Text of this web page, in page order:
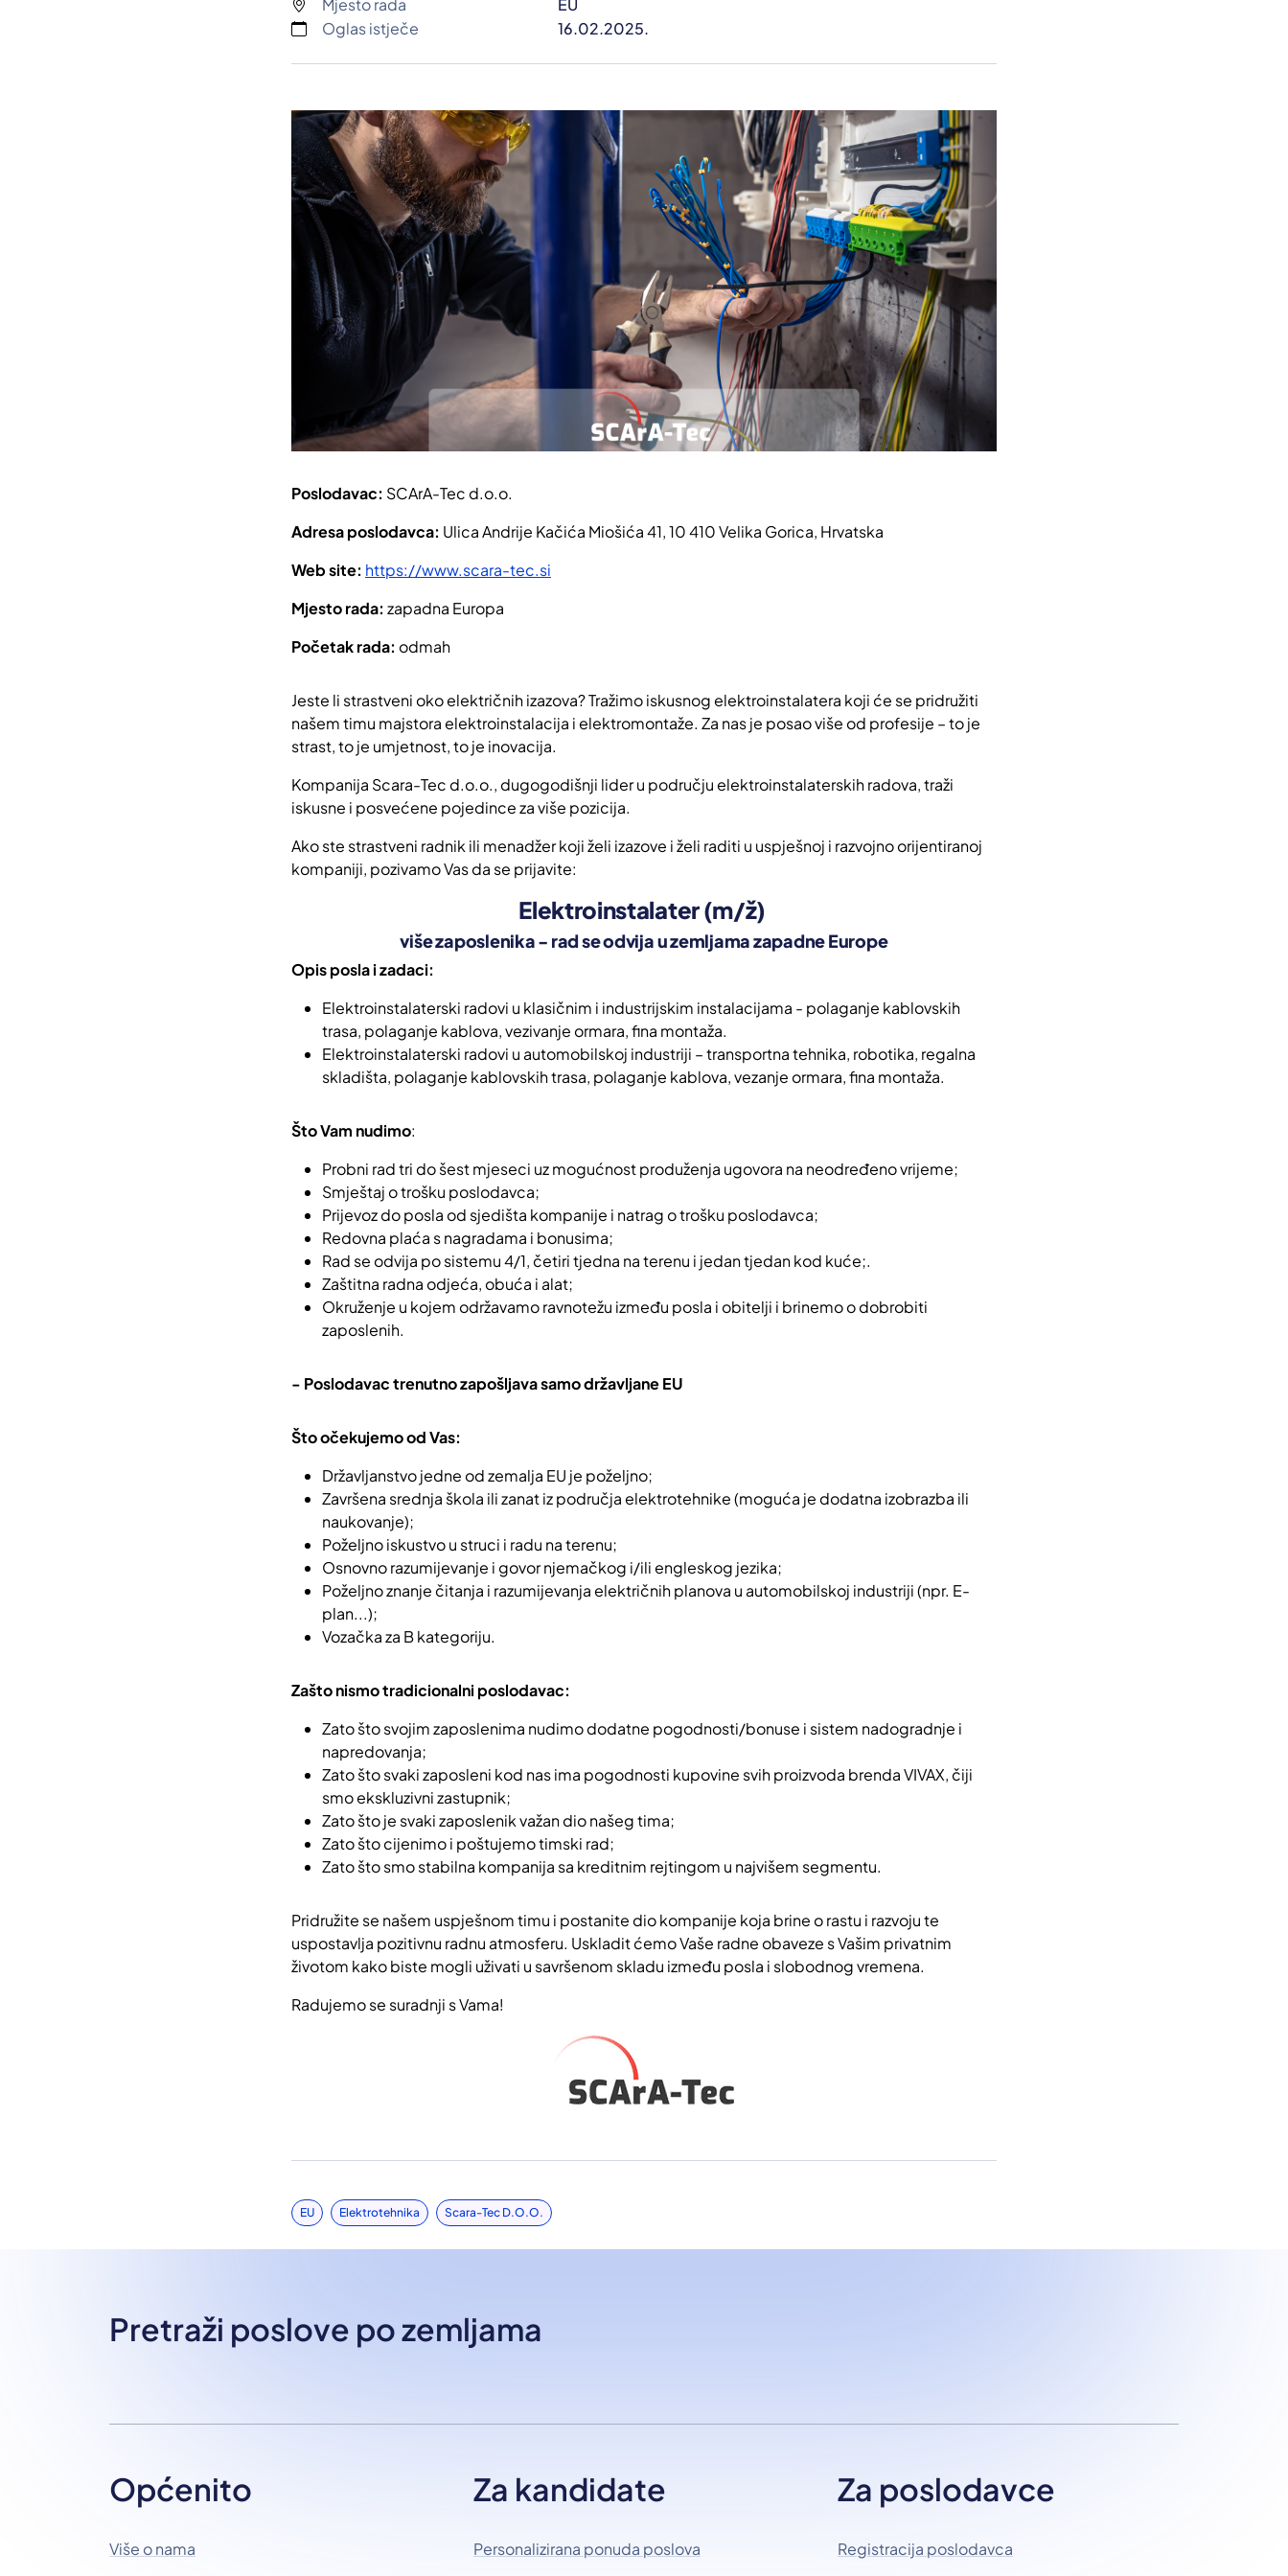
Mjesto rada
EU
Oglas istječe
16.02.2025.
Poslodavac: SCArA-Tec d.o.o.
Adresa poslodavca: Ulica Andrije Kačića Miošića 41, 10 410 Velika Gorica, Hrvatska
Web site: https://www.scara-tec.si
Mjesto rada: zapadna Europa
Početak rada: odmah
Jeste li strastveni oko električnih izazova? Tražimo iskusnog elektroinstalatera koji će se pridružiti
našem timu majstora elektroinstalacija i elektromontaže. Za nas je posao više od profesije – to je
strast, to je umjetnost, to je inovacija.
Kompanija Scara-Tec d.o.o., dugogodišnji lider u području elektroinstalaterskih radova, traži
iskusne i posvećene pojedince za više pozicija.
Ako ste strastveni radnik ili menadžer koji želi izazove i želi raditi u uspješnoj i razvojno orijentiranoj
kompaniji, pozivamo Vas da se prijavite:
Elektroinstalater (m/ž)
više zaposlenika - rad se odvija u zemljama zapadne Europe
Opis posla i zadaci:
Elektroinstalaterski radovi u klasičnim i industrijskim instalacijama - polaganje kablovskih
trasa, polaganje kablova, vezivanje ormara, fina montaža.
Elektroinstalaterski radovi u automobilskoj industriji – transportna tehnika, robotika, regalna
skladišta, polaganje kablovskih trasa, polaganje kablova, vezanje ormara, fina montaža.
Što Vam nudimo:
Probni rad tri do šest mjeseci uz mogućnost produženja ugovora na neodređeno vrijeme;
Smještaj o trošku poslodavca;
Prijevoz do posla od sjedišta kompanije i natrag o trošku poslodavca;
Redovna plaća s nagradama i bonusima;
Rad se odvija po sistemu 4/1, četiri tjedna na terenu i jedan tjedan kod kuće;.
Zaštitna radna odjeća, obuća i alat;
Okruženje u kojem održavamo ravnotežu između posla i obitelji i brinemo o dobrobiti
zaposlenih.
- Poslodavac trenutno zapošljava samo državljane EU
Što očekujemo od Vas:
Državljanstvo jedne od zemalja EU je poželjno;
Završena srednja škola ili zanat iz područja elektrotehnike (moguća je dodatna izobrazba ili
naukovanje);
Poželjno iskustvo u struci i radu na terenu;
Osnovno razumijevanje i govor njemačkog i/ili engleskog jezika;
Poželjno znanje čitanja i razumijevanja električnih planova u automobilskoj industriji (npr. E-
plan...);
Vozačka za B kategoriju.
Zašto nismo tradicionalni poslodavac:
Zato što svojim zaposlenima nudimo dodatne pogodnosti/bonuse i sistem nadogradnje i
napredovanja;
Zato što svaki zaposleni kod nas ima pogodnosti kupovine svih proizvoda brenda VIVAX, čiji
smo ekskluzivni zastupnik;
Zato što je svaki zaposlenik važan dio našeg tima;
Zato što cijenimo i poštujemo timski rad;
Zato što smo stabilna kompanija sa kreditnim rejtingom u najvišem segmentu.
Pridružite se našem uspješnom timu i postanite dio kompanije koja brine o rastu i razvoju te
uspostavlja pozitivnu radnu atmosferu. Uskladit ćemo Vaše radne obaveze s Vašim privatnim
životom kako biste mogli uživati u savršenom skladu između posla i slobodnog vremena.
Radujemo se suradnji s Vama!
EU Elektrotehnika Scara-Tec D.o.o.
Pretraži poslove po zemljama
Općenito
Više o nama
Za kandidate
Personalizirana ponuda poslova
Za poslodavce
Registracija poslodavca